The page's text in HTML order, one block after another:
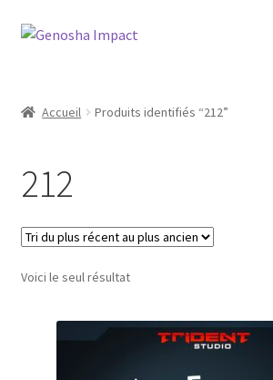
Aller
navigation
Aller
Checkout
My account
Shop
Wishlist
Accueil Produits identifiés “212”
212
Voici le seul résultat